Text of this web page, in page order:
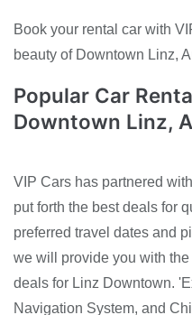
Book your rental car with
beauty of Downtown Linz,
Popular Car
Downtown Linz,
VIP Cars has partnered
put forth the best deals for
preferred travel dates and
we will provide you with the
deals for Linz Downtown.
Navigation System, and